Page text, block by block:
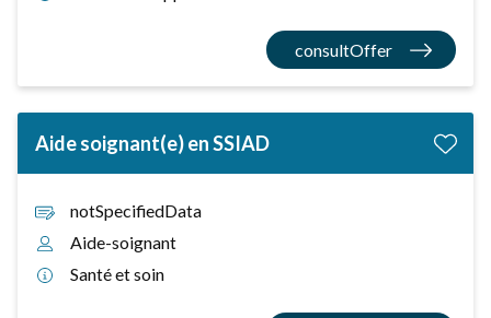
consultOffer
Aide soignant(e) en SSIAD
notSpecifiedData
Aide-soignant
Santé et soin